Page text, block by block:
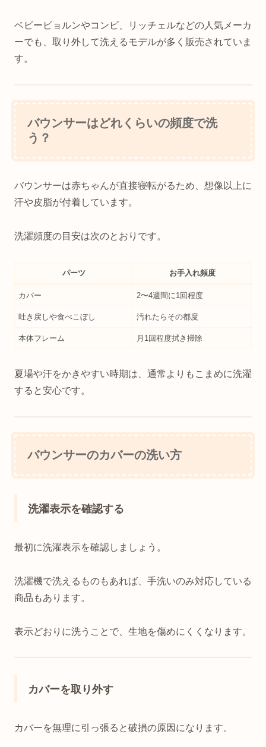
ベビービョルンやコンビ、リッチェルなどの人気メーカ
ーでも、取り外して洗えるモデルが多く販売されていま
す。
バウンサーはどれくらいの頻度で洗
う？
バウンサーは赤ちゃんが直接寝転がるため、想像以上に
汗や皮脂が付着しています。
洗濯頻度の目安は次のとおりです。
パーツ お手入れ頻度
カバー 2〜4週間に1回程度
吐き戻しや食べこぼし 汚れたらその都度
本体フレーム 月1回程度拭き掃除
夏場や汗をかきやすい時期は、通常よりもこまめに洗濯
すると安心です。
バウンサーのカバーの洗い方
洗濯表示を確認する
最初に洗濯表示を確認しましょう。
洗濯機で洗えるものもあれば、手洗いのみ対応している
商品もあります。
表示どおりに洗うことで、生地を傷めにくくなります。
カバーを取り外す
カバーを無理に引っ張ると破損の原因になります。